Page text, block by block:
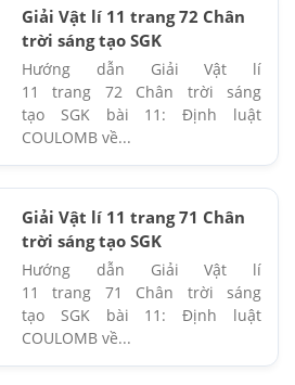
Giải Vật lí 11 trang 72 Chân
trời sáng tạo SGK
Hướng dẫn Giải Vật lí
11 trang 72 Chân trời sáng
tạo SGK bài 11: Định luật
COULOMB về...
Giải Vật lí 11 trang 71 Chân
trời sáng tạo SGK
Hướng dẫn Giải Vật lí
11 trang 71 Chân trời sáng
tạo SGK bài 11: Định luật
COULOMB về...